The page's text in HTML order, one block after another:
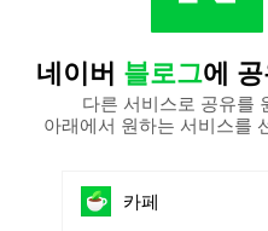
네이버 블로그에
다른 서비스로 공유를
아래에서 원하는 서비스를
카페